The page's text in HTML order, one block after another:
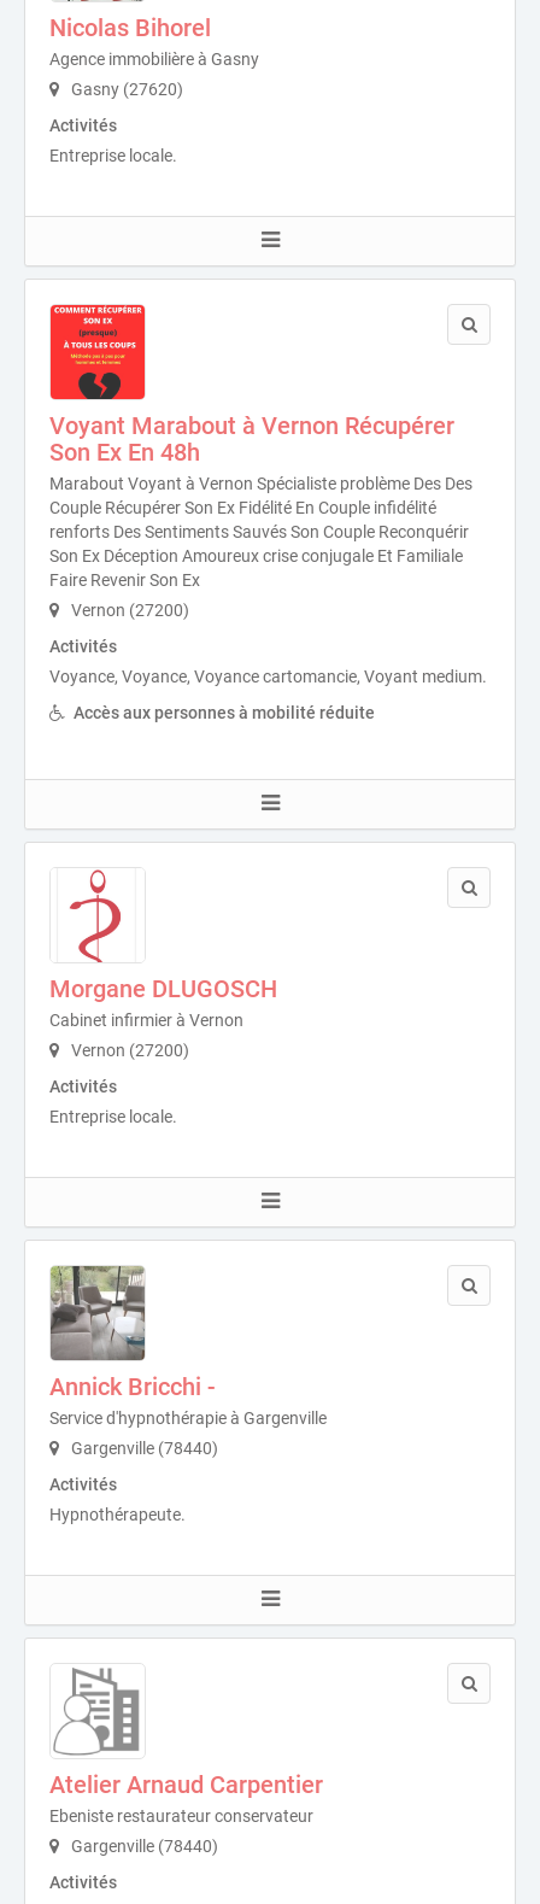
Nicolas Bihorel
Agence immobilière à Gasny
Gasny (27620)
Activités
Entreprise locale.
Voyant Marabout à Vernon Récupérer
Son Ex En 48h
Marabout Voyant à Vernon Spécialiste problème Des Des
Couple Récupérer Son Ex Fidélité En Couple infidélité
renforts Des Sentiments Sauvés Son Couple Reconquérir
Son Ex Déception Amoureux crise conjugale Et Familiale
Faire Revenir Son Ex
Vernon (27200)
Activités
Voyance, Voyance, Voyance cartomancie, Voyant medium.
Accès aux personnes à mobilité réduite
Morgane DLUGOSCH
Cabinet infirmier à Vernon
Vernon (27200)
Activités
Entreprise locale.
Annick Bricchi -
Service d'hypnothérapie à Gargenville
Gargenville (78440)
Activités
Hypnothérapeute.
Atelier Arnaud Carpentier
Ebeniste restaurateur conservateur
Gargenville (78440)
Activités